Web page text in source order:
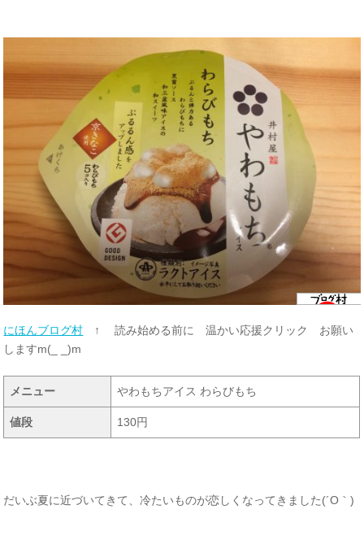
にほんブログ村 ↑ 読み始める前に 温かい応援クリック お願い
しますm(_ _)m
メニュー やわもちアイス わらびもち
値段 130円
だいぶ夏に近づいてきて、冷たいものが恋しくなってきました(´O｀)